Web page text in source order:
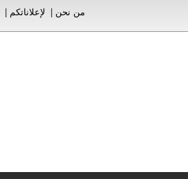
من نحن لإعلاناتكم